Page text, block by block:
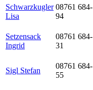
Schwarzkugler
Lisa
08761 684-
94
Setzensack
Ingrid
08761 684-
31
Sigl Stefan
08761 684-
55